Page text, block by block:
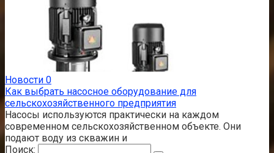
Новости 0
Как выбрать насосное оборудование для
сельскохозяйственного предприятия
Насосы используются практически на каждом
современном сельскохозяйственном объекте. Они
подают воду из скважин и
Поиск: